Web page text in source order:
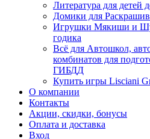
Литература для детей
Домики для
Игрушки Мякиши и
годика
Всё для Автошкол,
комбинатов для
ГИБДД
Купить игры Lisciani
О компании
Контакты
Акции, скидки, бонусы
Оплата и доставка
Вход